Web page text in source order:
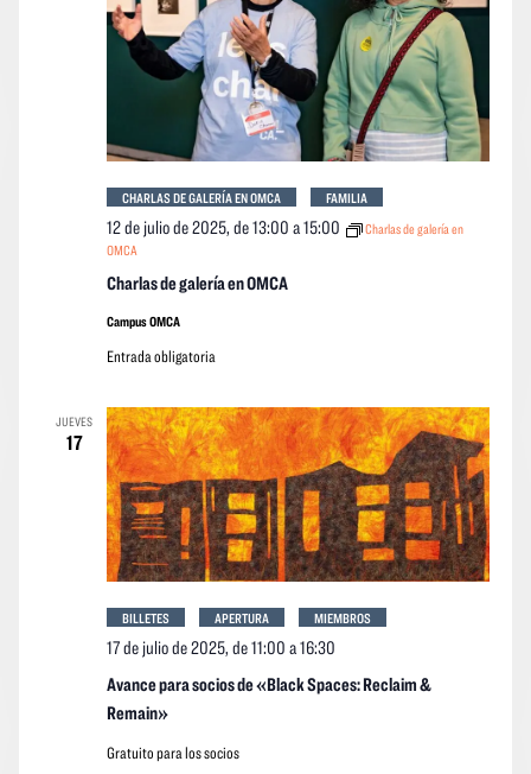
Charlas de galería en OMCA
12 de julio de 2025, de 13:00 a15:00
Charlas de galería en
OMCA
CHARLAS DE GALERÍA EN OMCA FAMILIA
Campus OMCA
Entrada obligatoria
JUEVES
17
Avance para socios de «Black Spaces: Reclaim &
Remain»
17 de julio de 2025, de 11:00 a16:30
BILLETES APERTURA MIEMBROS
Gratuito para los socios